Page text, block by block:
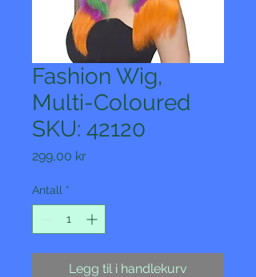
Fashion Wig,
Multi-Coloured
SKU: 42120
299,00 krPris
Antall *
Legg til i handlekurv